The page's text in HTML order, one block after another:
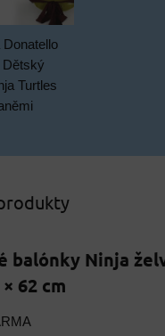
Dětský
Turtles
balónky Ninja
62 cm